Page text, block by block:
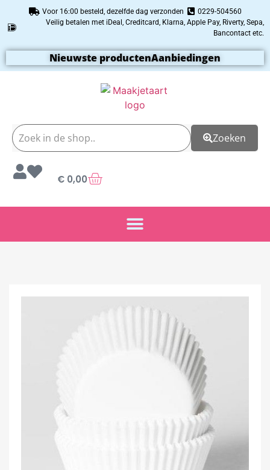
Voor 16:00 besteld, dezelfde dag verzonden
0229-504560
Veilig betalen met iDeal, Creditcard, Klarna, Apple Pay, Riverty, Sepa,
Bancontact etc.
Nieuwste productenAanbiedingen
Zoeken
€ 0,00